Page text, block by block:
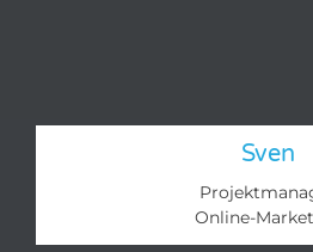
Sven
Online-